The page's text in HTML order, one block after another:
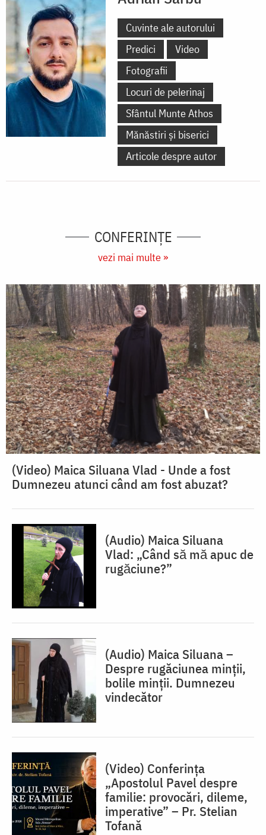
Cuvinte ale autorului
Predici
Video
Fotografii
Locuri de pelerinaj
Sfântul Munte Athos
Mănăstiri și biserici
Articole despre autor
CONFERINȚE
vezi mai multe »
(Video) Maica Siluana Vlad - Unde a fost
Dumnezeu atunci când am fost abuzat?
(Audio) Maica Siluana
Vlad: „Când să mă apuc de
rugăciune?”
(Audio) Maica Siluana –
Despre rugăciunea minții,
bolile minții. Dumnezeu
vindecător
(Video) Conferința
„Apostolul Pavel despre
familie: provocări, dileme,
imperative” – Pr. Stelian
Tofană